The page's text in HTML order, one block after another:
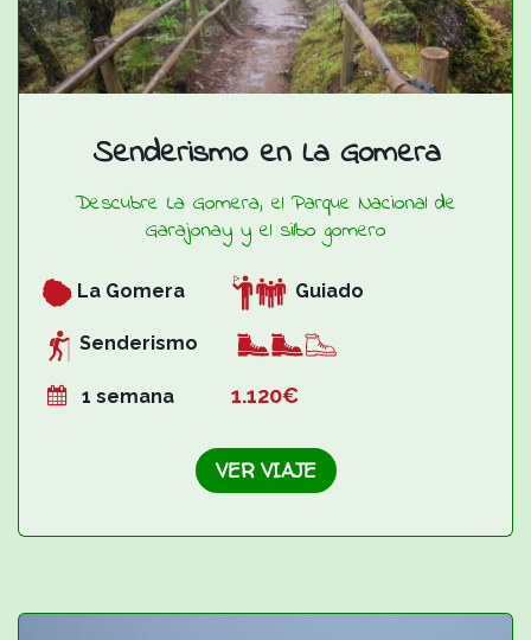
Senderismo en La Gomera
Descubre La Gomera, el Parque Nacional de
Garajonay y el silbo gomero
La Gomera Guiado
Senderismo
1 semana 1.120€
VER VIAJE